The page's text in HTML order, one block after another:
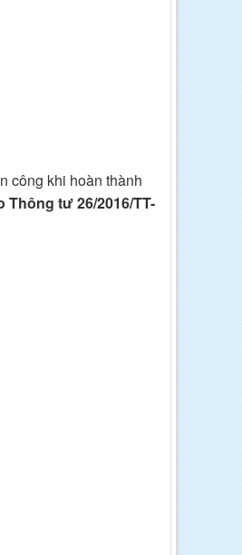
công khi hoàn thành
tư 26/2016/TT-